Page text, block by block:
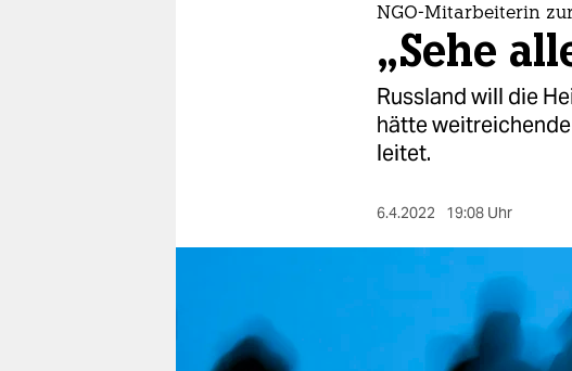
wahrheit
NGO-Mitarbeiterin
„Sehe
Russland will die
hätte
leitet.
6.4.2022 19:08 Uhr